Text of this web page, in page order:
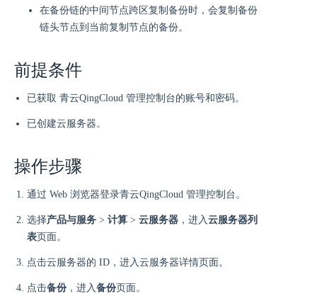
在备份链的中间节点跨区复制备份时，会复制备份
链头节点到当前复制节点的备份。
前提条件
已获取 青云QingCloud 管理控制台的账号和密码。
已创建云服务器。
操作步骤
通过 Web 浏览器登录青云QingCloud 管理控制台。
选择产品与服务 > 计算 > 云服务器 ，进入云服务器列
表页面。
点击云服务器的 ID，进入云服务器详情页面。
点击备份，进入备份页面。